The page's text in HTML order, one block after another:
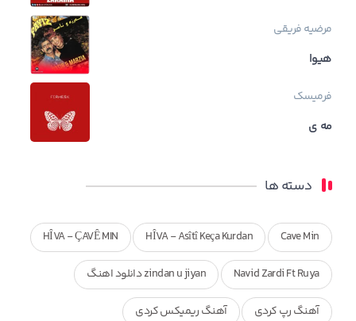
مرضیه فریقی
هیوا
فرمیسک
مه ی
دسته ها
Cave Min
HÎVA - Asîtî Keça Kurdan
HÎVA - ÇAVÊ MIN
Navid Zardi Ft Ruya zindan u jiyan دانلود اهنگ
آهنگ رپ کردی آهنگ ریمیکس کردی